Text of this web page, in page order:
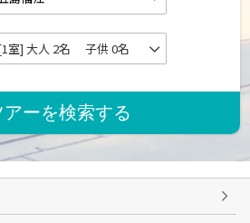
室] 大人 2名 子供 0名